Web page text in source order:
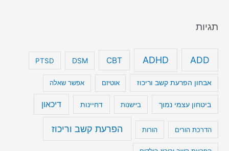
תגיות
ADD
ADHD
CBT
DSM
PTSD
אבחון הפרעת קשב וריכוז אוטיזם אפשר שאלה
ביטחון עצמי נמוך ביישנות דחיינות דיכאון
הדרכת הורים הורות הפרעת קשב וריכוז